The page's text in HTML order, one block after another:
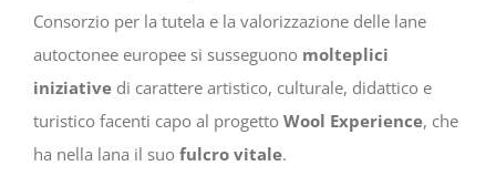
Consorzio per la tutela e la valorizzazione delle lane
autoctonee europee si susseguono molteplici
iniziative di carattere artistico, culturale, didattico e
turistico facenti capo al progetto Wool Experience, che
ha nella lana il suo fulcro vitale.